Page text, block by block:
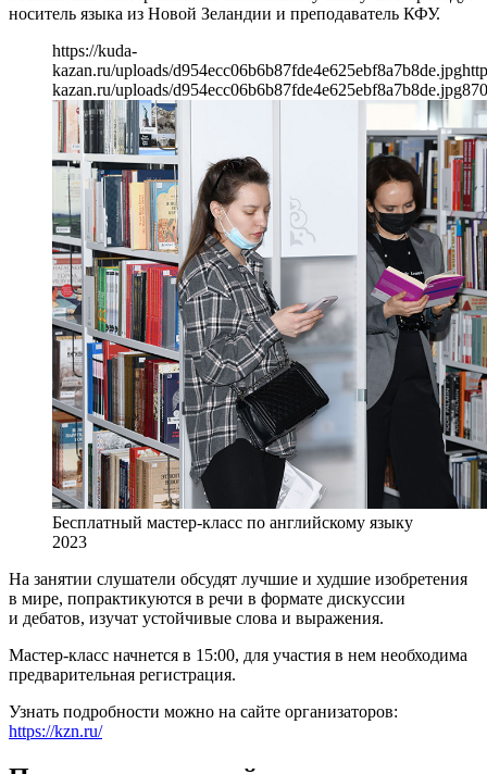
носитель языка из Новой Зеландии и преподаватель КФУ.
https://kuda-
kazan.ru/uploads/d954ecc06b6b87fde4e625ebf8a7b8de.jpg
kazan.ru/uploads/d954ecc06b6b87fde4e625ebf8a7b8de.jpg870
Бесплатный мастер-класс по английскому языку
2023
На занятии слушатели обсудят лучшие и худшие изобретения
в мире, попрактикуются в речи в формате дискуссии
и дебатов, изучат устойчивые слова и выражения.
Мастер-класс начнется в 15:00, для участия в нем необходима
предварительная регистрация.
Узнать подробности можно на сайте организаторов:
https://kzn.ru/